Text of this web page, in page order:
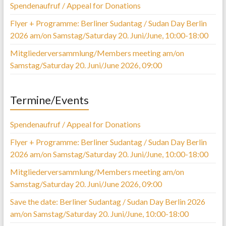
Spendenaufruf / Appeal for Donations
Flyer + Programme: Berliner Sudantag / Sudan Day Berlin
2026 am/on Samstag/Saturday 20. Juni/June, 10:00-18:00
Mitgliederversammlung/Members meeting am/on
Samstag/Saturday 20. Juni/June 2026, 09:00
Termine/Events
Spendenaufruf / Appeal for Donations
Flyer + Programme: Berliner Sudantag / Sudan Day Berlin
2026 am/on Samstag/Saturday 20. Juni/June, 10:00-18:00
Mitgliederversammlung/Members meeting am/on
Samstag/Saturday 20. Juni/June 2026, 09:00
Save the date: Berliner Sudantag / Sudan Day Berlin 2026
am/on Samstag/Saturday 20. Juni/June, 10:00-18:00